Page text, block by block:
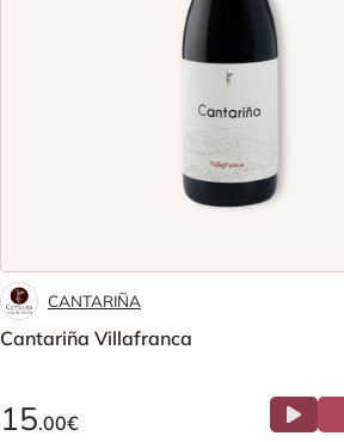
CANTARIÑA
Cantariña Villafranca
15.00€